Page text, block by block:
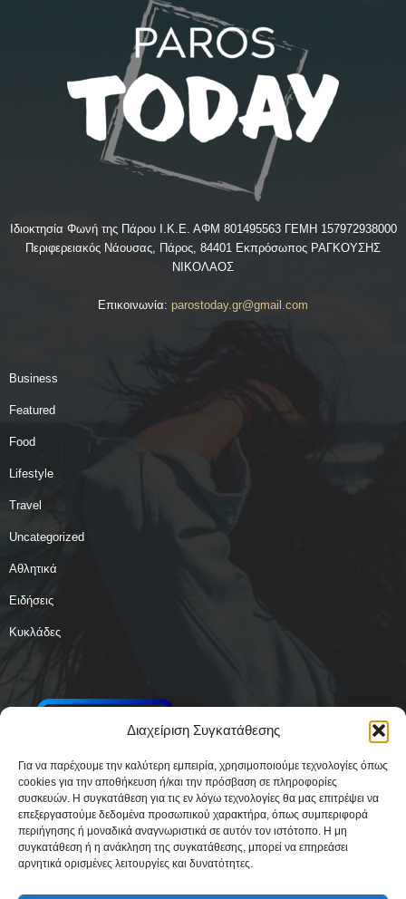
Διαχείριση Συγκατάθεσης
Για να παρέχουμε την καλύτερη εμπειρία, χρησιμοποιούμε τεχνολογίες όπως
cookies για την αποθήκευση ή/και την πρόσβαση σε πληροφορίες
συσκευών. Η συγκατάθεση για τις εν λόγω τεχνολογίες θα μας επιτρέψει να
επεξεργαστούμε δεδομένα προσωπικού χαρακτήρα, όπως συμπεριφορά
περιήγησης ή μοναδικά αναγνωριστικά σε αυτόν τον ιστότοπο. Η μη
συγκατάθεση ή η ανάκληση της συγκατάθεσης, μπορεί να επηρεάσει
αρνητικά ορισμένες λειτουργίες και δυνατότητες.
Ιδιοκτησία Φωνή της Πάρου Ι.Κ.Ε. ΑΦΜ 801495563 ΓΕΜΗ 157972938000
Περιφερειακός Νάουσας, Πάρος, 84401 Εκπρόσωπος ΡΑΓΚΟΥΣΗΣ
ΝΙΚΟΛΑΟΣ
Επικοινωνία: parostoday.gr@gmail.com
Business
Featured
Food
Lifestyle
Travel
Uncategorized
Αθλητικά
Ειδήσεις
Κυκλάδες